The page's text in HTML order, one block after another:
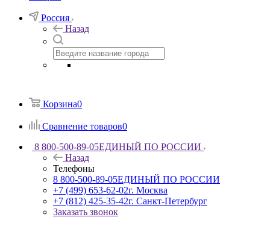
Россия
Назад
Корзина0
Сравнение товаров0
8 800-500-89-05ЕДИНЫЙ ПО РОССИИ
Назад
Телефоны
8 800-500-89-05ЕДИНЫЙ ПО РОССИИ
+7 (499) 653-62-02г. Москва
+7 (812) 425-35-42г. Санкт-Петербург
Заказать звонок